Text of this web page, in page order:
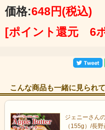
100％詰まった贅沢な逸品です
価格:648円(税込)
[ポイント還元 6
こんな商品も一緒に見られ
ジェニーさん
（155g）/長